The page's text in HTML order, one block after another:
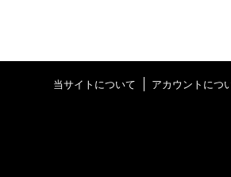
当サイトについて アカウントにつ